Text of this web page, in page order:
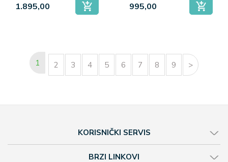
1.895,00 995,00
1 2 3 4 5 6 7 8 9 >
KORISNIČKI SERVIS
BRZI LINKOVI